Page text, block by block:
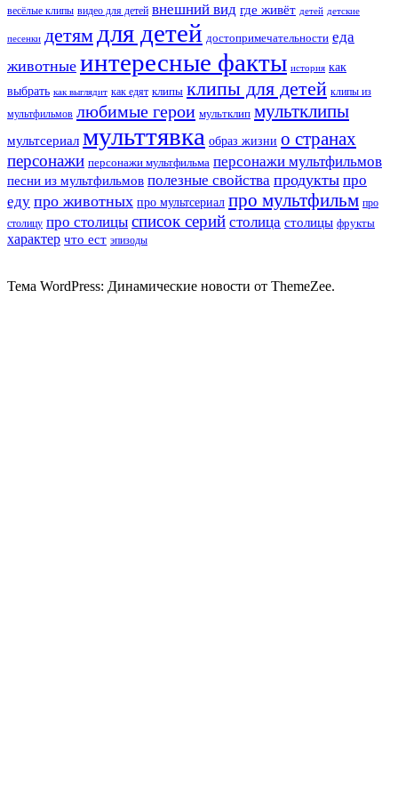
весёлые клипы видео для детей внешний вид где живёт детей детские
песенки детямдля детей достопримечательности еда
животные интересные факты история как
выбрать как выглядит как едят клипы клипы для детей клипы из
мультфильмов любимые герои мультклип мультклипы
мультсериал мульттявка образ жизни о странах
персонажи персонажи мультфильма персонажи мультфильмов
песни из мультфильмов полезные свойства продукты про
еду про животных про мультсериал про мультфильм про
столицу про столицы список серий столица столицы фрукты
характер что ест эпизоды
Тема WordPress: Динамические новости от ThemeZee.